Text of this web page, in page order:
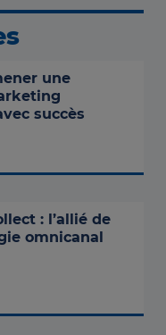
une
succès
: l’allié de
omnicanal